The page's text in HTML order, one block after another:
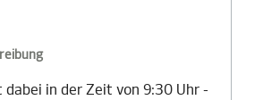
dabei in der Zeit von 9:30 Uhr -